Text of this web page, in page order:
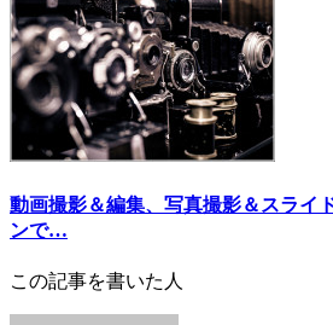
動画撮影＆編集、写真撮影＆スライ
ンで…
この記事を書いた人